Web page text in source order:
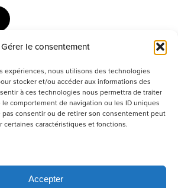
Gérer le consentement
expériences, nous utilisons des technologies
stocker et/ou accéder aux informations des
à ces technologies nous permettra de traiter
comportement de navigation ou les ID uniques
pas consentir ou de retirer son consentement peut
certaines caractéristiques et fonctions.
Accepter
d’emploi ou envoyez votre candidature
spontanée